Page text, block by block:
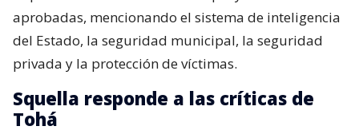
aprobadas, mencionando el sistema de inteligencia
del Estado, la seguridad municipal, la seguridad
privada y la protección de víctimas.
Squella responde a las críticas de
Tohá